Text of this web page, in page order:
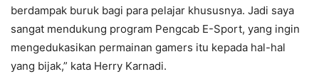
berdampak buruk bagi para pelajar khususnya. Jadi saya
sangat mendukung program Pengcab E-Sport, yang ingin
mengedukasikan permainan gamers itu kepada hal-hal
yang bijak,” kata Herry Karnadi.